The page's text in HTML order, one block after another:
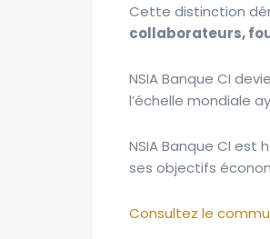
Cette distinction
collaborateurs,
NSIA Banque CI
l’échelle mondiale
NSIA Banque CI
ses objectifs
Consultez le